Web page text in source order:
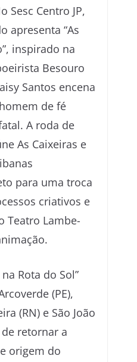
Sesc Centro JP,
apresenta “As
inspirado na
Besouro
Santos encena
de fé
A roda de
As Caixeiras e
para uma troca
criativos e
Teatro Lambe-
Rota do Sol”
(PE),
(RN) e São João
de retornar a
origem do